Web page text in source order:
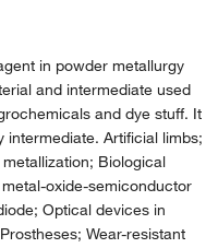
in powder metallurgy
and intermediate used
and dye stuff. It
intermediate. Artificial limbs;
Biological
oxide-semiconductor
Optical devices in
Wear-resistant